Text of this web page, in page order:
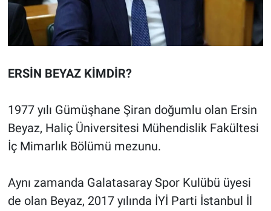
ERSİN BEYAZ KİMDİR?
1977 yılı Gümüşhane Şiran doğumlu olan Ersin
Beyaz, Haliç Üniversitesi Mühendislik Fakültesi
İç Mimarlık Bölümü mezunu.
Aynı zamanda Galatasaray Spor Kulübü üyesi
de olan Beyaz, 2017 yılında İYİ Parti İstanbul İl